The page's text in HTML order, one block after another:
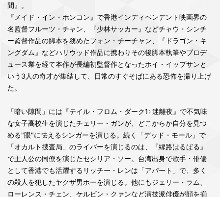
間』。
『メイド・イン・ホンコン』で香港インディペンデント映画界の
名監督フルーツ・チャン、『少林サッカー』などチャウ・シンチ
ー監督作品の脚本を務めたフォン・チーチャン、『ドラゴン・キ
ングダム』などハリウッド作品に携わりその後脚本執筆やプロデ
ュース業を経て本作が長編初監督作となったホイ・イップサンと
いう3人の奇才が集結して、日常のすぐそばにある恐怖を撮り上げ
た。
「暗い隙間」には『テイル・フロム・ダーク1: 迷離夜』で不気味
な女子高校生を演じたチェリー・ガンが、どこからか自分を見つ
める"眼"に怯えるシンガーを演じる。続く「デッド・モール」で
「オカルト捜査局」のライバーを演じるのは、『縁路はるばる』
で主人公の同僚を演じたセシリア・ソー。台湾出身で歌手・俳優
として香港でも活躍するリッチー・レンは「アパート」で、多く
の殺人を犯したヤクザ男ホーを演じる。他にもジェリー・ラム、
ローレンス・チェン、ケルビン・クァンなど演技派俳優が顔を揃